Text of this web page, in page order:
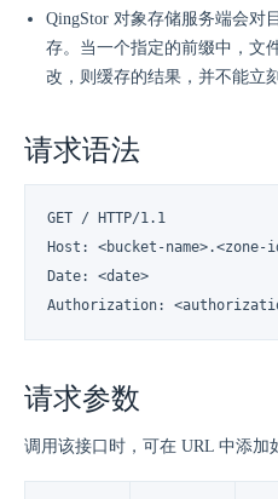
QingStor 对象存储服务端会对
存。当一个指定的前缀中，文
改，则缓存的结果，并不能立
请求语法
GET / HTTP/1.1
Host: <bucket-name>.<zone-
Date: <date>
Authorization:
请求参数
调用该接口时，可在 URL 中添加